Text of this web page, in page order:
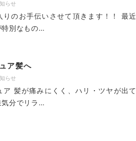
らせ
りのお手伝いさせて頂きます！！ 最近
特別なもの…
ア髪へ
らせ
ア 髪が痛みにくく、ハリ・ツヤが出て
気分でリラ…